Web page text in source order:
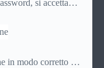
si accetta
ci si fermi a
in modo corretto ed